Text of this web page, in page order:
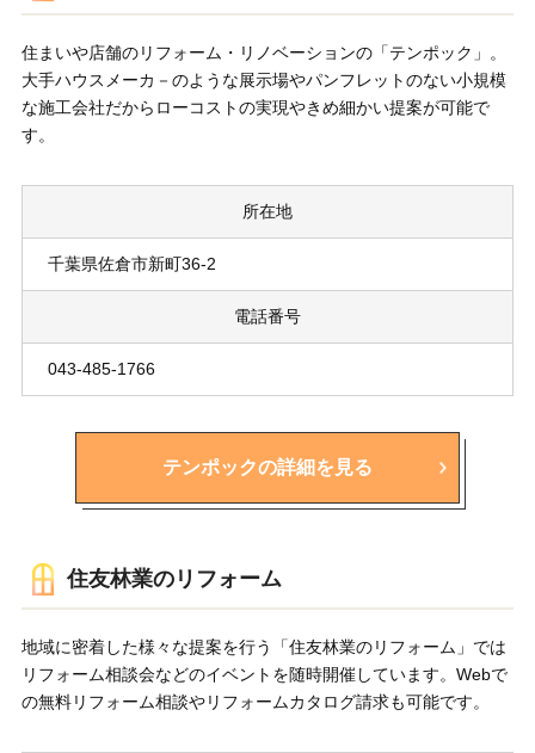
住まいや店舗のリフォーム・リノベーションの「テンポック」。
大手ハウスメーカ－のような展示場やパンフレットのない小規模
な施工会社だからローコストの実現やきめ細かい提案が可能で
す。
所在地
千葉県佐倉市新町36-2
電話番号
043-485-1766
テンポックの詳細を見る
住友林業のリフォーム
地域に密着した様々な提案を行う「住友林業のリフォーム」では
リフォーム相談会などのイベントを随時開催しています。Webで
の無料リフォーム相談やリフォームカタログ請求も可能です。